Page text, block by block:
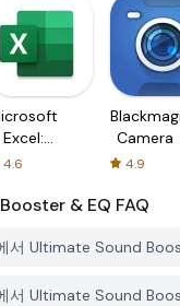
Excel:
4.6
Blackmagic
Camera
4.9
& EQ FAQ